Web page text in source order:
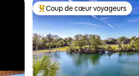
Coups de cœur voyageurs les
Coup de cœur voyageurs